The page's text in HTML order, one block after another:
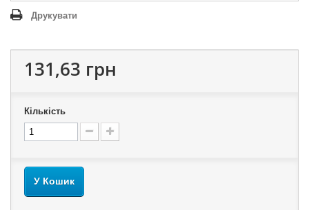
Друкувати
131,63 грн
Кількість
У Кошик